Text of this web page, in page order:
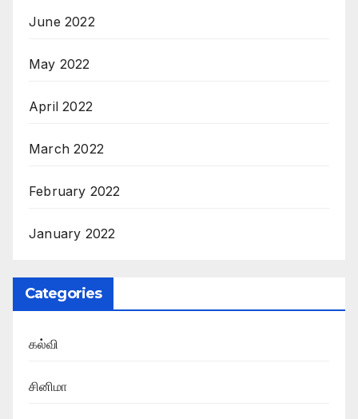
June 2022
May 2022
April 2022
March 2022
February 2022
January 2022
Categories
கல்வி
சினிமா